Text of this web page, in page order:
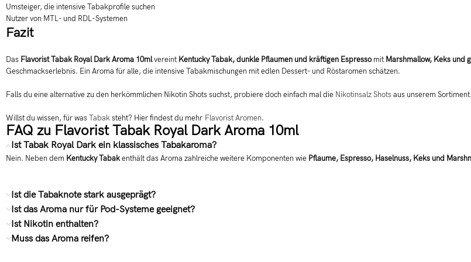
Umsteiger, die intensive Tabakprofile suchen
Nutzer von MTL- und RDL-Systemen
Fazit
Das Flavorist Tabak Royal Dark Aroma 10mlvereint Kentucky Tabak, dunkle Pflaumen und kräftigen Espressomit Marshmallow, Keks und
Geschmackserlebnis. Ein Aroma für alle, die intensive Tabakmischungen mit edlen Dessert- und Röstaromen schätzen.
Falls du eine alternative zu den herkömmlichen Nikotin Shots suchst, probiere doch einfach mal die Nikotinsalz Shotsaus unserem Sortiment.
Willst du wissen, für wasTabaksteht? Hier findest du mehr Flavorist Aromen.
FAQ zu Flavorist Tabak Royal Dark Aroma 10ml
Ist Tabak Royal Dark ein klassisches Tabakaroma?
Nein. Neben dem Kentucky Tabakenthält das Aroma zahlreiche weitere Komponenten wie Pflaume, Espresso, Haselnuss, Keks und
Ist die Tabaknote stark ausgeprägt?
Ist das Aroma nur für Pod-Systeme geeignet?
Ist Nikotin enthalten?
Muss das Aroma reifen?